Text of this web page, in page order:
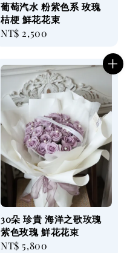
葡萄汽水 粉紫色系 玫瑰
桔梗 鮮花花束
Regular
NT$ 2,500
30朵 珍貴 海洋之歌玫瑰
紫色玫瑰 鮮花花束
Regular
NT$ 5,800